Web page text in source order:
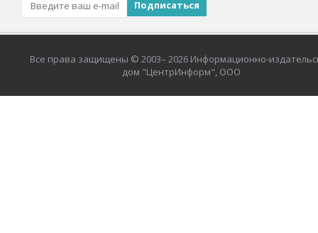
Все права защищены © 2003– 2026 Информационно-
дом "ЦентрИнформ", ООО